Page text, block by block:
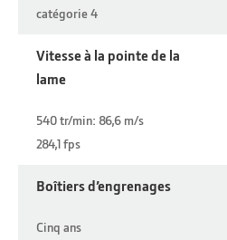
catégorie 4
Vitesse à la pointe de la
lame
540 tr/min: 86,6 m/s
284,1 fps
Boîtiers d’engrenages
Cinq ans